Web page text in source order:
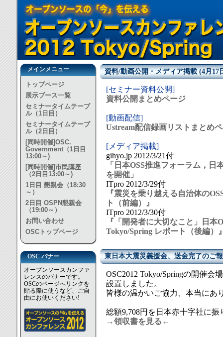
メインメニュー
トップページ
展示ブース一覧
セミナータイムテーブ
ル（1日目）
セミナータイムテーブ
ル（2日目）
[同時開催]OSC.
Government（1日目
13:00～)
[同時開催]市民講座
（2日目13:00～)
1日目 懇親会（18:30
～）
2日目 OSPN懇親会
（19:00～）
お問い合わせ
OSCトップページ
OSC バナー
オープンソースカンファ
レンスのバナーです。
OSCのページへリンクを
貼る際に使うなど、ご自
由にお使いください!
資料/動画公開・メディア掲載 (4月17
[セミナー資料公開]
資料公開まとめページ
[動画配信]
Ustream配信録画リストまとめ
[メディア掲載]
gihyo.jp 2012/3/21付
「日本OSS推進フォーラム，日
を開催」
ITpro 2012/3/29付
『震災を乗り越える自治体の
ト（前編）』
ITpro 2012/3/30付
『「開発者に大切なこと」日本
Tokyo/Spring レポート（後編）
東日本大震災義援金、送金完了のご
OSC2012 Tokyo/Springの開催会
設置しました。
皆様の温かいご協力、本当にあ
総額9,708円を日本赤十字社に
→領収書を見る←